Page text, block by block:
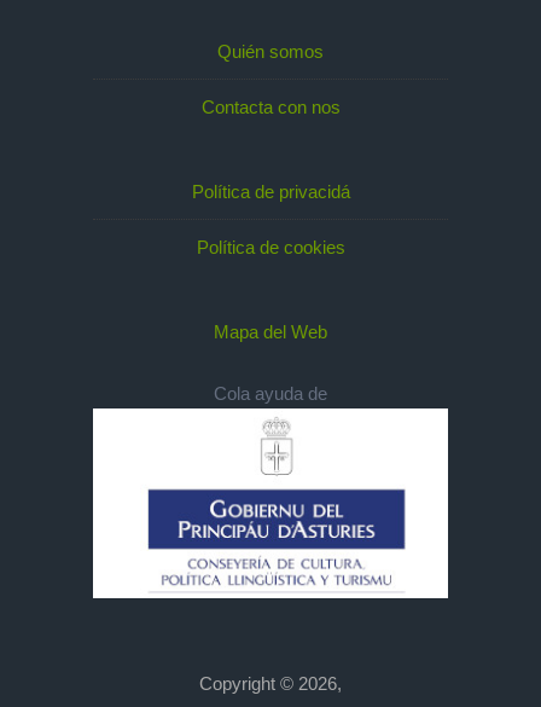
Quién somos
Contacta con nos
Política de privacidá
Política de cookies
Mapa del Web
Cola ayuda de
Copyright © 2026,